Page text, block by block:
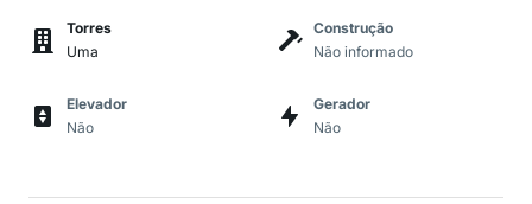
Torres
Uma
Construção
Não informado
Elevador
Não
Gerador
Não